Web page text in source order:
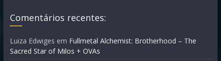
Comentários recentes:
Luiza Edwiges em Fullmetal Alchemist: Brotherhood – The
Sacred Star of Milos + OVAs